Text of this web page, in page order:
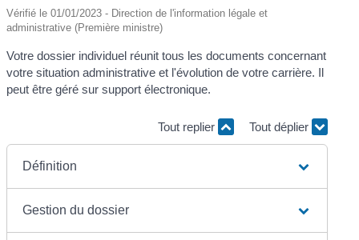
Vérifié le 01/01/2023 - Direction de l'information légale et
administrative (Première ministre)
Votre dossier individuel réunit tous les documents concernant
votre situation administrative et l'évolution de votre carrière. Il
peut être géré sur support électronique.
Tout replier Tout déplier
Définition
Gestion du dossier